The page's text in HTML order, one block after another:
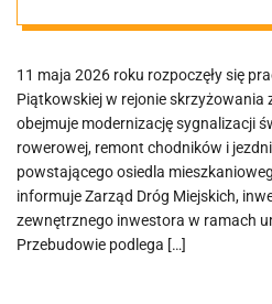
11 maja 2026 roku rozpoczęły się
Piątkowskiej w rejonie skrzyżowania
obejmuje modernizację sygnalizacji
rowerowej, remont chodników i
powstającego osiedla
informuje Zarząd Dróg Miejskich,
zewnętrznego inwestora w ramach
Przebudowie podlega […]